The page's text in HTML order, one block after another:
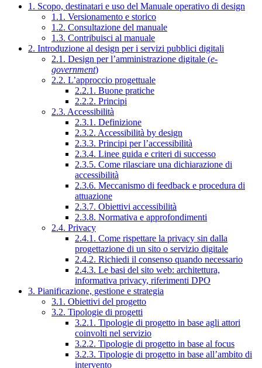
1. Scopo, destinatari e uso del Manuale operativo di design
1.1. Versionamento e storico
1.2. Consultazione del manuale
1.3. Contribuisci al manuale
2. Introduzione al design per i servizi pubblici digitali
2.1. Design per l’amministrazione digitale (e-
government)
2.2. L’approccio progettuale
2.2.1. Buone pratiche
2.2.2. Principi
2.3. Accessibilità
2.3.1. Definizione
2.3.2. Accessibilità by design
2.3.3. Principi per l’accessibilità
2.3.4. Linee guida e criteri di successo
2.3.5. Come rilasciare una dichiarazione di
accessibilità
2.3.6. Meccanismo di feedback e procedura di
attuazione
2.3.7. Obiettivi accessibilità
2.3.8. Normativa e approfondimenti
2.4. Privacy
2.4.1. Come rispettare la privacy sin dalla
progettazione di un sito o servizio digitale
2.4.2. Richiedi il consenso quando necessario
2.4.3. Le basi del sito web: architettura,
informativa privacy, riferimenti DPO
3. Pianificazione, gestione e strategia
3.1. Obiettivi del progetto
3.2. Tipologie di progetti
3.2.1. Tipologie di progetto in base agli attori
coinvolti nel servizio
3.2.2. Tipologie di progetto in base al focus
3.2.3. Tipologie di progetto in base all’ambito di
intervento